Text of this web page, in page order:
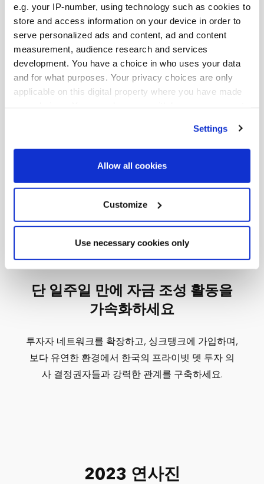
e.g. your IP-number, using technology such as cookies to
store and access information on your device in order to
serve personalized ads and content, ad and content
measurement, audience research and services
development. You have a choice in who uses your data
and for what purposes. Your privacy choices are only
applicable on this digital property where you have made
Find out more about how your personal data is processed
We use cookies across this website for a number of
reasons, such as keeping the site reliable and secure;
correctly. We also use cookies for cross-site statistics,
marketing and analysis. You can change these at any
Settings
Allow all cookies
Customize
Use necessary cookies only
사모 부채 투자자들이
놓칠 수 없는연례 회의
교직원공제회, 롯데손해보험, 삼성화재해상보험 등
거대 투자자들과 함께 국내 유일무이한 프라이빗 뎃
컨퍼런스에 참여하세요.
지역 전문가 및 글로벌 펀드 매니저와 함께 글로벌
시장에 대해 자세히 살펴보시고 포트폴리오 구축 위
한 최적의 전략 조합에 대해 알아보세요.
단 일주일 만에 자금 조성 활동을
가속화하세요
투자자 네트워크를 확장하고, 싱크탱크에 가입하며,
보다 유연한 환경에서 한국의 프라이빗 뎃 투자 의
사 결정권자들과 강력한 관계를 구축하세요.
2023 연사진